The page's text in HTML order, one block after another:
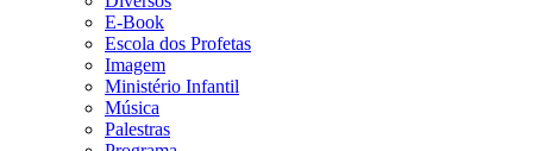
E-Book
Escola dos Profetas
Imagem
Ministério Infantil
Música
Palestras